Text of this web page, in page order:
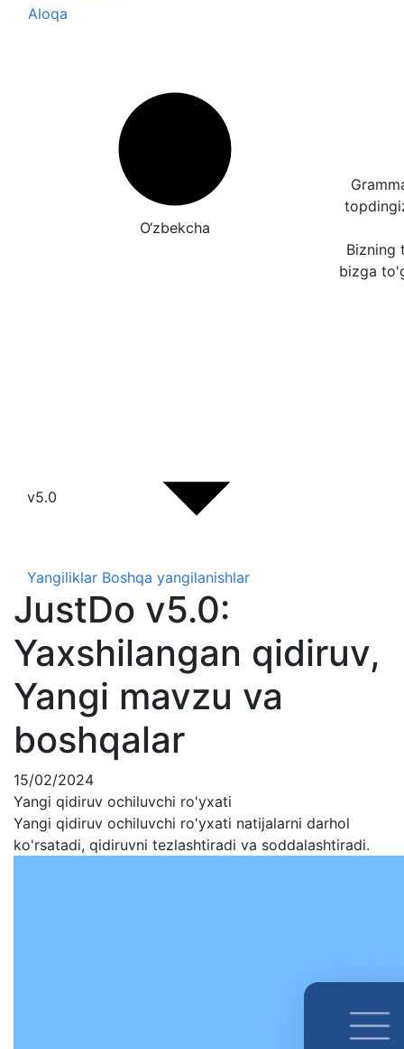
Aloqa
O‘zbekcha
Bizning
bizga
v5.0
Yangiliklar Boshqa yangilanishlar
JustDo v5.0:
Yaxshilangan qidiruv,
Yangi mavzu va
boshqalar
15/02/2024
Yangi qidiruv ochiluvchi ro'yxati
Yangi qidiruv ochiluvchi ro'yxati natijalarni darhol
ko'rsatadi, qidiruvni tezlashtiradi va soddalashtiradi.